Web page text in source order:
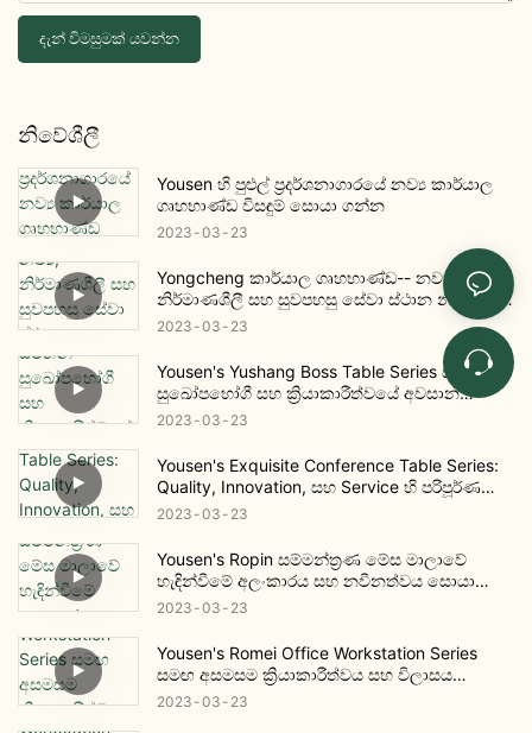
දැන් විමසුමක් යවන්න
නිවේශීලී
Yousen හි පුළුල් ප්‍රදර්ශනාගාරයේ නව්‍ය කාර්යාල
ගෘහභාණ්ඩ විසඳුම් සොයා ගන්න
2023 03 23
Yongcheng කාර්යාල ගෘහභාණ්ඩ-- නව්‍ය,
නිර්මාණශීලී සහ සුවපහසු සේවා ස්ථාන නිර්මාණය
කිරීමට කැපවී සිටී
2023 03 23
Yousen's Yushang Boss Table Series සමඟින්
සුඛෝපභෝගී සහ ක්‍රියාකාරීත්වයේ අවසාන
අත්දැකීම අත්විඳින්න
2023 03 23
Yousen's Exquisite Conference Table Series:
Quality, Innovation, සහ Service හි පරිපූර්ණ
සම්මිශ්‍රණයක්
2023 03 23
Yousen's Ropin සම්මන්ත්‍රණ මේස මාලාවේ
හැඳින්වීමේ අලංකාරය සහ නවීනත්වය සොයා
ගන්න
2023 03 23
Yousen's Romei Office Workstation Series
සමඟ අසමසම ක්‍රියාකාරීත්වය සහ විලාසය
අත්විඳින්න
2023 03 23